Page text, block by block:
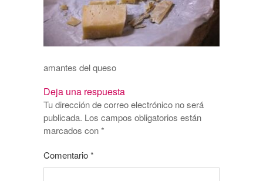
amantes del queso
Deja una respuesta
Tu dirección de correo electrónico no será
publicada. Los campos obligatorios están
marcados con*
Comentario*